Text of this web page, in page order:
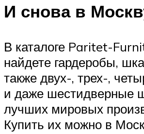
И снова в
В каталоге Paritet-
найдете гардеробы,
также двух-, трех-,
и даже шестидверные
лучших мировых
Купить их можно в